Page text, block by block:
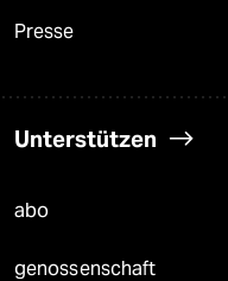
Presse
Unterstützen
abo
genossenschaft